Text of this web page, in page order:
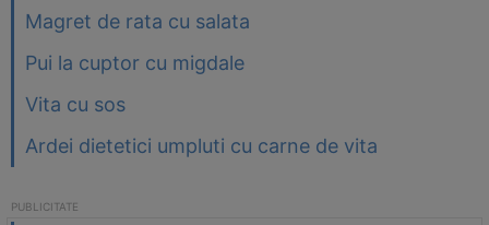
Magret de rata cu salata
Pui la cuptor cu migdale
Vita cu sos
Ardei dietetici umpluti cu carne de vita